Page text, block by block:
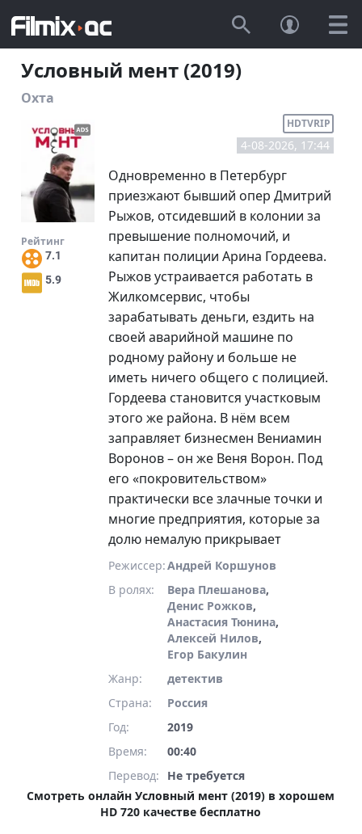
Условный мент (2019)
Охта
Рейтинг
7.1
5.9
HDTVRIP
4-08-2026, 17:44
Одновременно в Петербург
приезжают бывший опер Дмитрий
Рыжов, отсидевший в колонии за
превышение полномочий, и
капитан полиции Арина Гордеева.
Рыжов устраивается работать в
Жилкомсервис, чтобы
зарабатывать деньги, ездить на
своей аварийной машине по
родному району и больше не
иметь ничего общего с полицией.
Гордеева становится участковым
этого же района. В нём всем
заправляет бизнесмен Вениамин
Воронов – он же Веня Ворон. Под
его «покровительством»
практически все злачные точки и
многие предприятия, которые за
долю немалую прикрывает
местный участковый капитан
принципиальная Гордеева
отказывается мириться со
сложившимся положением дел в
микрорайоне и вступает в
непримиримую борьбу с местной
преступностью и
коррупционерами. В этом ей
тоже не терпит несправедливости,
а еще ему нравится капитан
Гордеева. Вот только она не
спешит отвечать взаимностью…
Режиссер:Андрей Коршунов
В ролях:
Вера Плешанова,
Денис Рожков,
Анастасия Тюнина,
Алексей Нилов,
Егор Бакулин
Жанр:
детектив
Страна:
Россия
Год:
2019
Время:
00:40
Перевод:
Не требуется
Смотреть онлайн Условный мент (2019) в хорошем
HD 720 качестве бесплатно